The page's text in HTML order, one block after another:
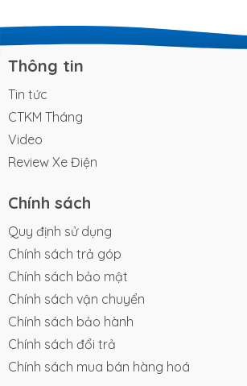
Thông tin
Tin tức
CTKM Tháng
Video
Review Xe Điện
Chính sách
Quy định sử dụng
Chính sách trả góp
Chính sách bảo mật
Chính sách vận chuyển
Chính sách bảo hành
Chính sách đổi trả
Chính sách mua bán hàng hoá